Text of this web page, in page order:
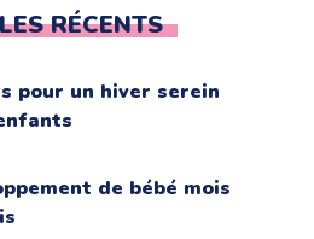
RÉCENTS
pour un hiver serein
de bébé mois